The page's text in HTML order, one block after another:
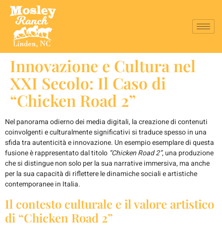
Innovazione e Cultura nel
XXI Secolo: Il Caso di
“Chicken Road 2”
Nel panorama odierno dei media digitali, la creazione di contenuti
coinvolgenti e culturalmente significativi si traduce spesso in una
sfida tra autenticità e innovazione. Un esempio esemplare di questa
fusione è rappresentato dal titolo “Chicken Road 2”, una produzione
che si distingue non solo per la sua narrative immersiva, ma anche
per la sua capacità di riflettere le dinamiche sociali e artistiche
contemporanee in Italia.
Il contesto culturale e il valore artistico
di “Chicken Road 2”